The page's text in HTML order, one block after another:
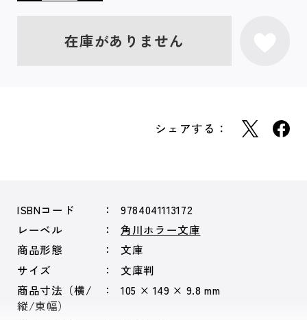
在庫がありません
シェアする：
ISBNコード
9784041113172
レーベル
角川ホラー文庫
商品形態
文庫
サイズ
文庫判
商品寸法（横/
縦/束幅）
105 × 149 × 9.8 mm